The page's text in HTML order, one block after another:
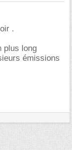
.
plus long
émissions